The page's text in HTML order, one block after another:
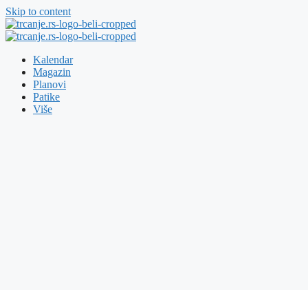
Skip to content
Kalendar
Magazin
Planovi
Patike
Više